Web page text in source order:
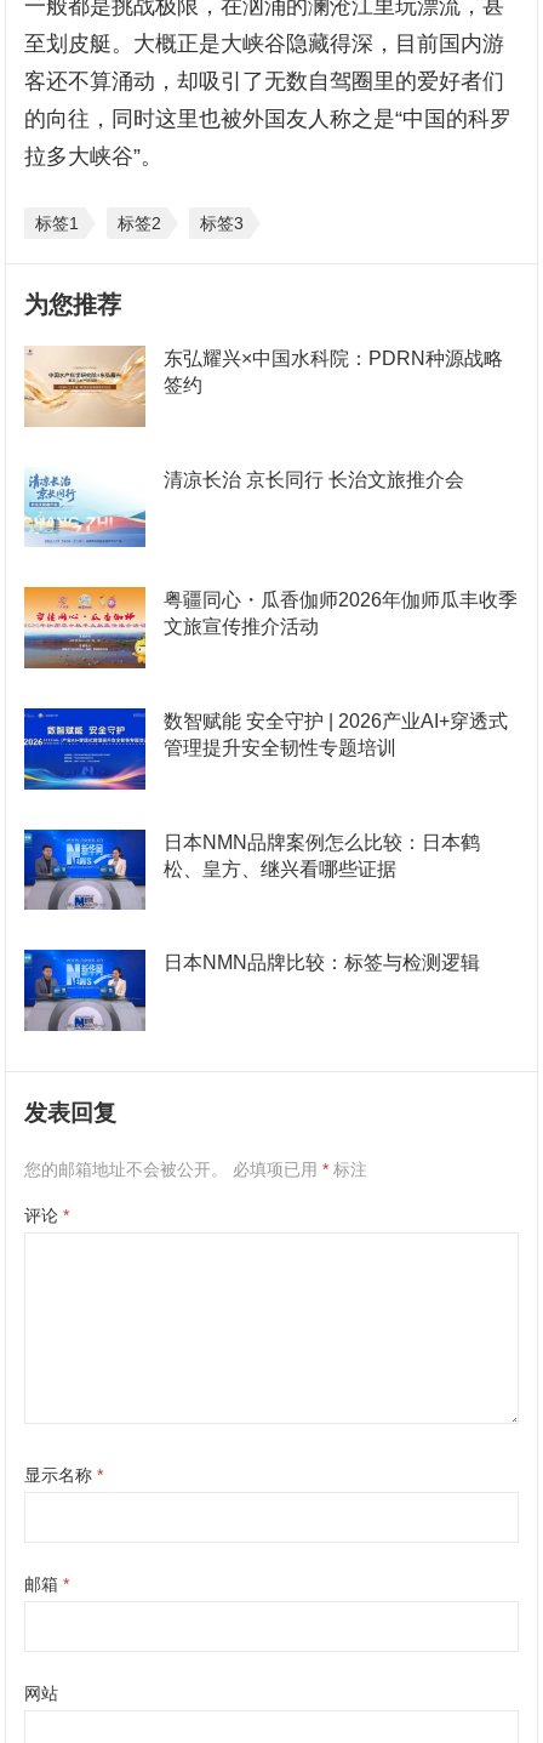
一般都是挑战极限，在汹涌的澜沧江里玩漂流，甚
至划皮艇。大概正是大峡谷隐藏得深，目前国内游
客还不算涌动，却吸引了无数自驾圈里的爱好者们
的向往，同时这里也被外国友人称之是“中国的科罗
拉多大峡谷”。
标签1 标签2 标签3
为您推荐
东弘耀兴×中国水科院：PDRN种源战略
签约
清凉长治 京长同行 长治文旅推介会
粤疆同心・瓜香伽师2026年伽师瓜丰收季
文旅宣传推介活动
数智赋能 安全守护 | 2026产业AI+穿透式
管理提升安全韧性专题培训
日本NMN品牌案例怎么比较：日本鹤
松、皇方、继兴看哪些证据
日本NMN品牌比较：标签与检测逻辑
发表回复
您的邮箱地址不会被公开。 必填项已用* 标注
评论*
显示名称*
邮箱*
网站